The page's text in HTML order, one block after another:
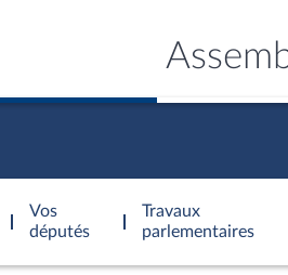
Vos
députés
Travaux
parlementaires